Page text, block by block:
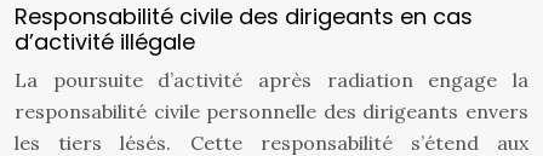
Responsabilité civile des dirigeants en cas
d’activité illégale
La poursuite d’activité après radiation engage la
responsabilité civile personnelle des dirigeants envers
les tiers lésés. Cette responsabilité s’étend aux